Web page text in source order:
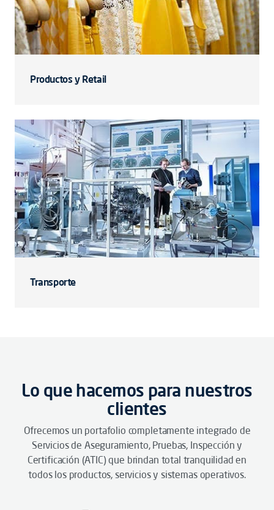
Productos y Retail
Transporte
Lo que hacemos para nuestros
clientes
Ofrecemos un portafolio completamente integrado de
Servicios de Aseguramiento, Pruebas, Inspección y
Certificación (ATIC) que brindan total tranquilidad en
todos los productos, servicios y sistemas operativos.